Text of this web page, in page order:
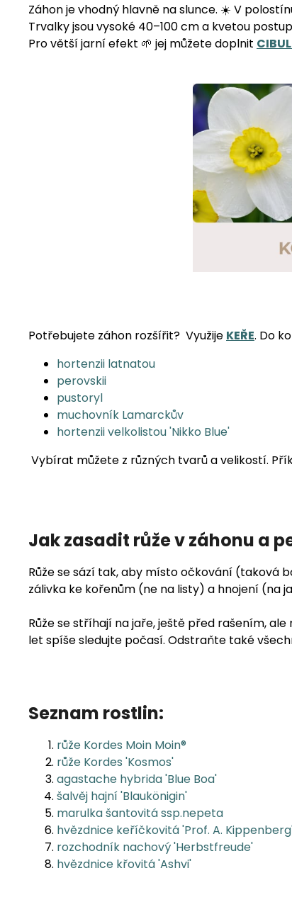
Záhon je vhodný hlavně na slunce. ☀️ V
Trvalky jsou vysoké 40–100 cm a kvetou
Pro větší jarní efekt 🌱 jej můžete doplnit
Potřebujete záhon rozšířit? Využije KEŘE. Do
hortenzii latnatou
perovskii
pustoryl
muchovník Lamarckův
hortenzii velkolistou 'Nikko Blue'
Vybírat můžete z různých tvarů a velikostí.
Jak zasadit růže v záhonu a
Růže se sází tak, aby místo očkování (taková
zálivka ke kořenům (ne na listy) a hnojení (na
Růže se stříhají na jaře, ještě před rašením,
let spíše sledujte počasí. Odstraňte také
Seznam rostlin:
růže Kordes Moin Moin®
růže Kordes 'Kosmos'
agastache hybrida 'Blue Boa'
šalvěj hajní 'Blaukönigin'
marulka šantovitá ssp.nepeta
hvězdnice keříčkovitá 'Prof. A.
rozchodník nachový 'Herbstfreude'
hvězdnice křovitá 'Ashvi'